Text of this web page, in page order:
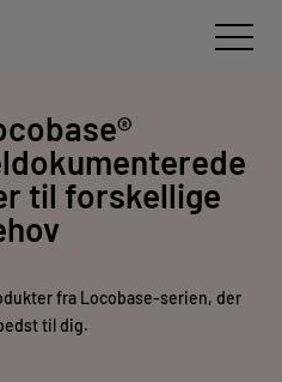
til forskellige
fra Locobase-serien, der
til dig.